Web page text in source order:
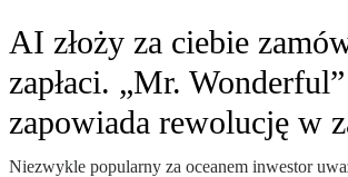
AI złoży za ciebie
zapłaci. „Mr. Wonderful”
zapowiada rewolucję w
Niezwykle popularny za oceanem inwestor